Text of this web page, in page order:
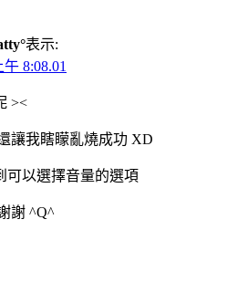
表示:
午 8:08.01
><
讓我瞎矇亂燒成功 XD
可以選擇音量的選項
謝 ^Q^